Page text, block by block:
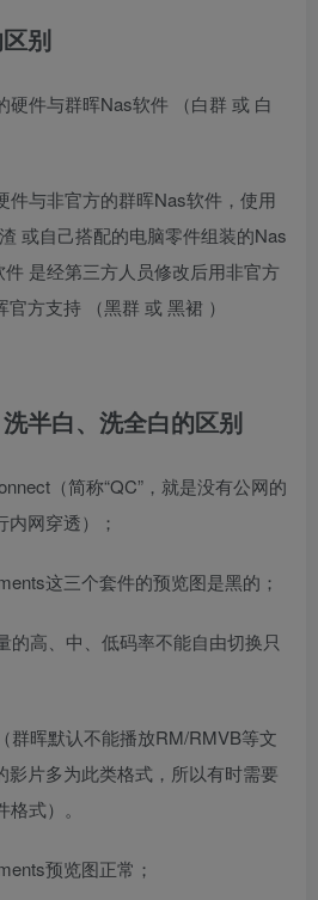
别
硬件与群晖Nas软件 （白群 或 白
件与非官方的群晖Nas软件，使用
或自己搭配的电脑零件组装的Nas
是经第三方人员修改后用非官方
方支持 （黑群 或 黑裙 ）
半白、洗全白的区别
（简称“QC”，就是没有公网的
网穿透）；
这三个套件的预览图是黑的；
的高、中、低码率不能自由切换只
群晖默认不能播放RM/RMVB等文
影片多为此类格式，所以有时需要
式）。
预览图正常；